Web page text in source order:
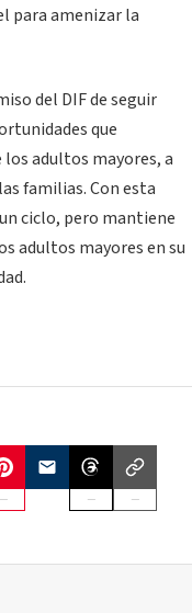
para amenizar la
del DIF de seguir
que
adultos mayores, a
familias. Con esta
ciclo, pero mantiene
adultos mayores en su